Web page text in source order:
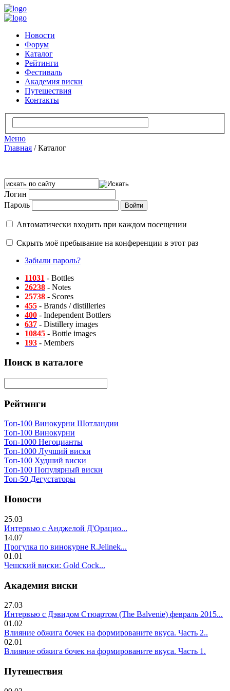
Новости
Форум
Каталог
Рейтинги
Фестиваль
Академия виски
Путешествия
Контакты
Меню
Главная /Каталог
Логин
Пароль
Автоматически входить при каждом посещении
Скрыть моё пребывание на конференции в этот раз
Забыли пароль?
11031 - Bottles
26238 - Notes
25738 - Scores
455 - Brands / distilleries
400 - Independent Bottlers
637 - Distillery images
10845 - Bottle images
193 - Members
Поиск в каталоге
Рейтинги
Топ-100 Винокурни Шотландии
Топ-100 Винокурни
Топ-1000 Негоцианты
Топ-1000 Лучший виски
Топ-100 Худший виски
Топ-100 Популярный виски
Топ-50 Дегустаторы
Новости
25.03
Интервью с Анджелой Д'Орацио...
14.07
Прогулка по винокурне R.Jelinek...
01.01
Чешский виски: Gold Cock...
Академия виски
27.03
Интервью с Дэвидом Стюартом (The Balvenie) февраль 2015...
01.02
Влияние обжига бочек на формированите вкуса. Часть 2..
02.01
Влияние обжига бочек на формированите вкуса. Часть 1.
Путешествия